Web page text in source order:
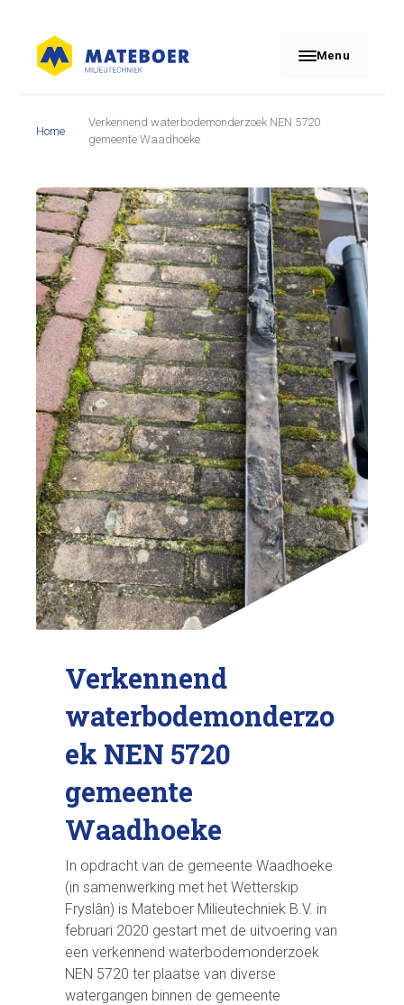
Menu
Home
Verkennend waterbodemonderzoek NEN 5720
gemeente Waadhoeke
Verkennend
waterbodemonderzo
ek NEN 5720
gemeente
Waadhoeke
In opdracht van de gemeente Waadhoeke
(in samenwerking met het Wetterskip
Fryslân) is Mateboer Milieutechniek B.V. in
februari 2020 gestart met de uitvoering van
een verkennend waterbodemonderzoek
NEN 5720 ter plaatse van diverse
watergangen binnen de gemeente